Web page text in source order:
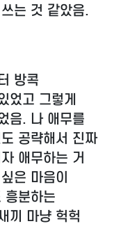
는 것 같았음.
방콕
었고 그렇게
음. 나 애무를
공략해서 진짜
애무하는 거
은 마음이
흥분하는
끼 마냥 헉헉